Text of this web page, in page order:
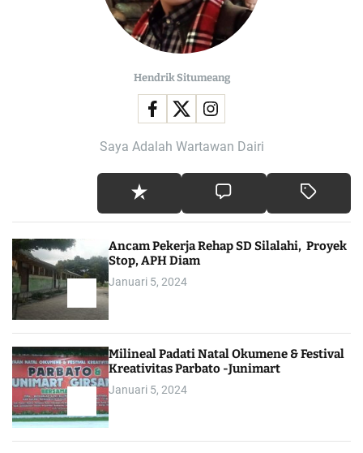
Hendrik Situmeang
Saya Adalah Wartawan Dairi
Ancam Pekerja Rehap SD Silalahi, Proyek
Stop, APH Diam
Januari 5, 2024
Milineal Padati Natal Okumene & Festival
Kreativitas Parbato -Junimart
Januari 5, 2024